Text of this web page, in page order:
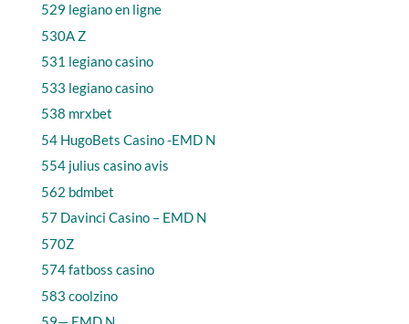
529 legiano en ligne
530A Z
531 legiano casino
533 legiano casino
538 mrxbet
54 HugoBets Casino -EMD N
554 julius casino avis
562 bdmbet
57 Davinci Casino – EMD N
570Z
574 fatboss casino
583 coolzino